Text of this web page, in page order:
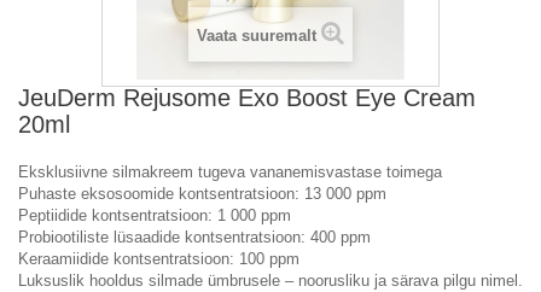
Vaata suuremalt
JeuDerm Rejusome Exo Boost Eye Cream
20ml
Eksklusiivne silmakreem tugeva vananemisvastase toimega
Puhaste eksosoomide kontsentratsioon: 13 000 ppm
Peptiidide kontsentratsioon: 1 000 ppm
Probiootiliste lüsaadide kontsentratsioon: 400 ppm
Keraamiidide kontsentratsioon: 100 ppm
Luksuslik hooldus silmade ümbrusele – noorusliku ja särava pilgu nimel.